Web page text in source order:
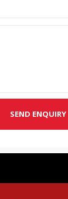
SEND ENQUIRY